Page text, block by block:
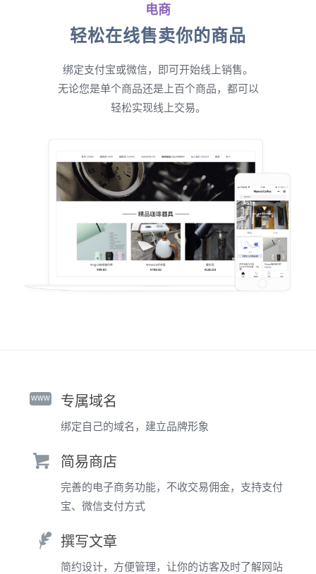
电商
轻松在线售卖你的商品
绑定支付宝或微信，即可开始线上销售。
无论您是单个商品还是上百个商品，都可以
轻松实现线上交易。
www 专属域名
绑定自己的域名，建立品牌形象
简易商店
完善的电子商务功能，不收交易佣金，支持支付
宝、微信支付方式
撰写文章
简约设计，方便管理，让你的访客及时了解网站